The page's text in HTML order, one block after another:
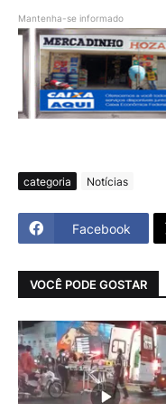
Mantenha-se informado
categoria Notícias
Facebook
VOCÊ PODE GOSTAR